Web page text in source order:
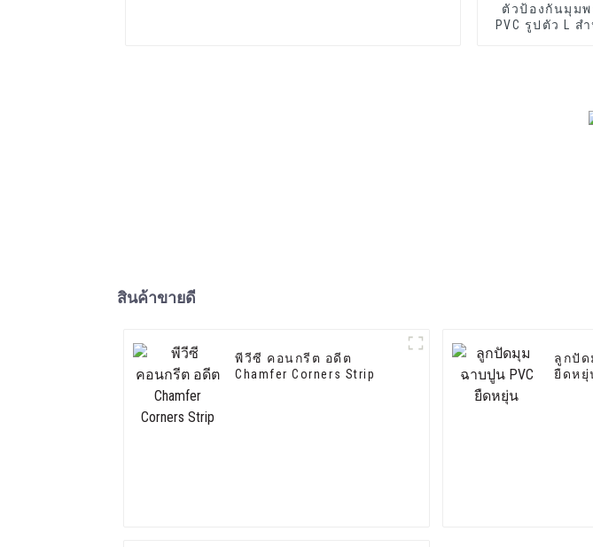
ตัวป้องกันมุม
PVC รูปตัว L ส
สินค้าขายดี
พีวีซี คอนกรีต อดีต
Chamfer Corners Strip
ลูกปัด
ยืดหยุ่